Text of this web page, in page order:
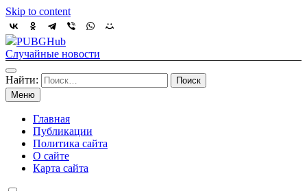
Skip to content
PUBGHub
Случайные новости
Найти:
Меню
Главная
Публикации
Политика сайта
О сайте
Карта сайта